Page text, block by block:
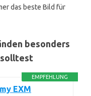
das beste Bild für
besonders
EMPFEHLUNG
EXM